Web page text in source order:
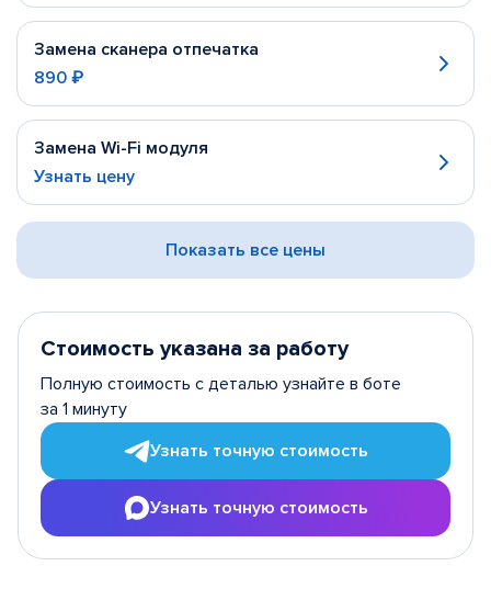
Замена сканера отпечатка
890 ₽
Замена Wi-Fi модуля
Узнать цену
Показать все цены
Стоимость указана за работу
Полную стоимость с деталью узнайте в боте
за 1 минуту
Узнать точную стоимость
Узнать точную стоимость